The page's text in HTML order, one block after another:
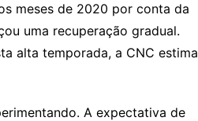
meses de 2020 por conta da
uma recuperação gradual.
alta temporada, a CNC estima
A expectativa de